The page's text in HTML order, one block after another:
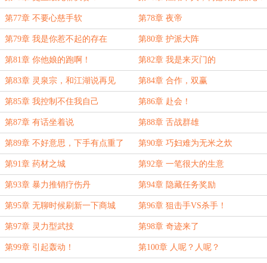
第77章 不要心慈手软 第78章 夜帝
第79章 我是你惹不起的存在 第80章 护派大阵
第81章 你他娘的跑啊！ 第82章 我是来灭门的
第83章 灵泉宗，和江湖说再见 第84章 合作，双赢
第85章 我控制不住我自己 第86章 赴会！
第87章 有话坐着说 第88章 舌战群雄
第89章 不好意思，下手有点重了 第90章 巧妇难为无米之炊
第91章 药材之城 第92章 一笔很大的生意
第93章 暴力推销疗伤丹 第94章 隐藏任务奖励
第95章 无聊时候刷新一下商城 第96章 狙击手VS杀手！
第97章 灵力型武技 第98章 奇迹来了
第99章 引起轰动！ 第100章 人呢？人呢？